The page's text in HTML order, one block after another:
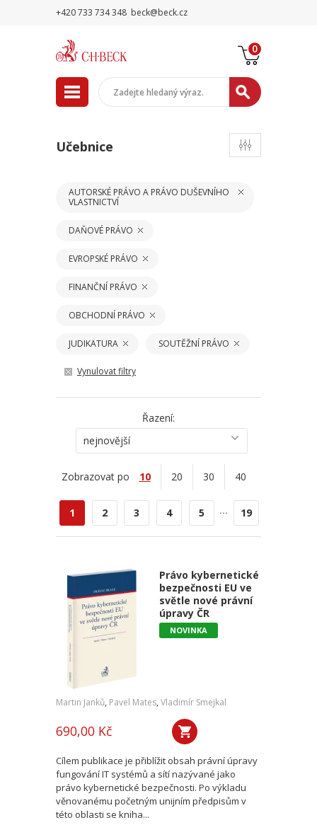
+420 733 734 348 beck@beck.cz
0
Učebnice
AUTORSKÉ PRÁVO A PRÁVO DUŠEVNÍHO
VLASTNICTVÍ
DAŇOVÉ PRÁVO
EVROPSKÉ PRÁVO
FINANČNÍ PRÁVO
OBCHODNÍ PRÁVO
JUDIKATURA SOUTĚŽNÍ PRÁVO
Vynulovat filtry
Řazení:
nejnovější
Zobrazovat po 10 20 30 40
1 2 3 4 5 ... 19
Právo kybernetické
bezpečnosti EU ve
světle nové právní
úpravy ČR
NOVINKA
Martin Janků, Pavel Mates, Vladimír Smejkal
690,00 Kč
Cílem publikace je přiblížit obsah právní úpravy
fungování IT systémů a sítí nazývané jako
právo kybernetické bezpečnosti. Po výkladu
věnovanému početným unijním předpisům v
této oblasti se kniha...